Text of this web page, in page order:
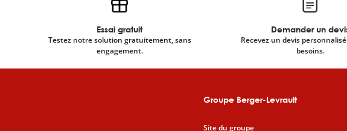
Essai gratuit
Testez notre solution gratuitement, sans
engagement.
Demander un
Recevez un devis
besoins.
Groupe Berger-Levrault
Site du groupe